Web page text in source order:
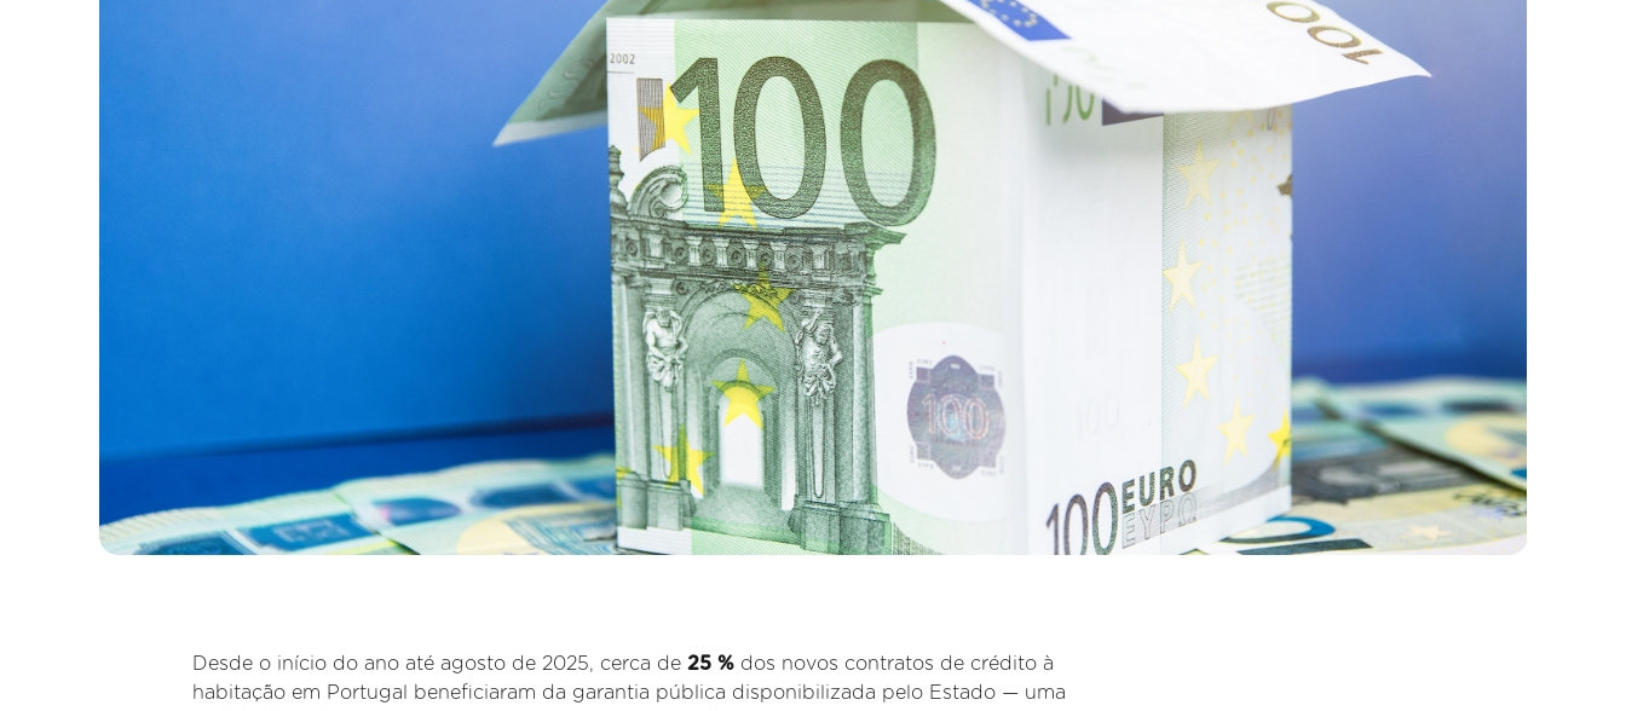
Desde o início do ano até agosto de 2025, cerca de 25 %dos novos contratos de crédito à
habitação em Portugal beneficiaram da garantia pública disponibilizada pelo Estado — uma